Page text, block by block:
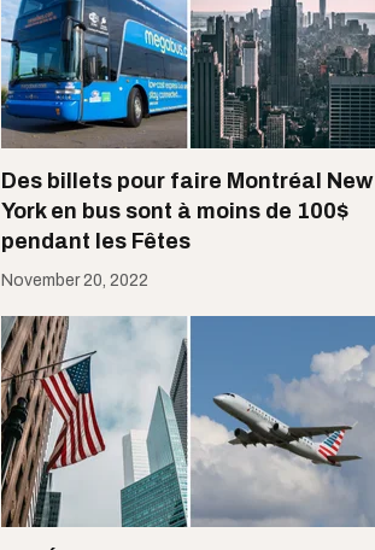
Des billets pour faire Montréal New
York en bus sont à moins de 100$
pendant les Fêtes
November 20, 2022